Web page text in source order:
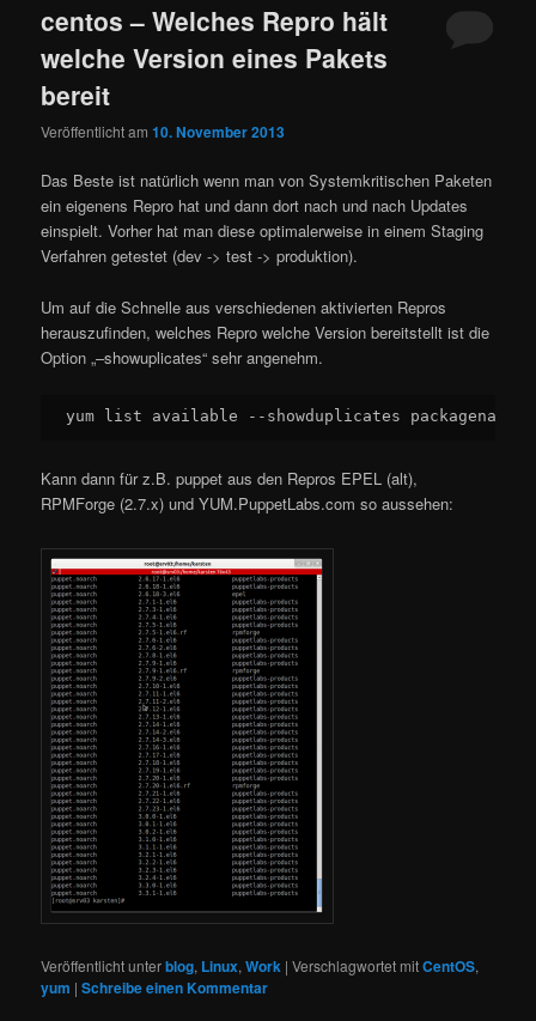
centos – Welches Repro hält
welche Version eines Pakets
bereit
Veröffentlicht am10. November 2013
Das Beste ist natürlich wenn man von Systemkritischen Paketen
ein eigenens Repro hat und dann dort nach und nach Updates
einspielt. Vorher hat man diese optimalerweise in einem Staging
Verfahren getestet (dev -> test -> produktion).
Um auf die Schnelle aus verschiedenen aktivierten Repros
herauszufinden, welches Repro welche Version bereitstellt ist die
Option „–showuplicates“ sehr angenehm.
yum list available --showduplicates packagename
Kann dann für z.B. puppet aus den Repros EPEL (alt),
RPMForge (2.7.x) und YUM.PuppetLabs.com so aussehen:
Veröffentlicht unterblog, Linux,Work |Verschlagwortet mitCentOS,
yum |Schreibe einen Kommentar